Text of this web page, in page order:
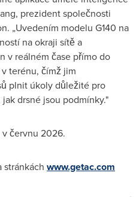
prezident společnosti
„Uvedením modelu G140 na
na okraji sítě a
v reálném čase přímo do
terénu, čímž jim
plnit úkoly důležité pro
drsné jsou podmínky."
červnu 2026.
stránkách www.getac.com